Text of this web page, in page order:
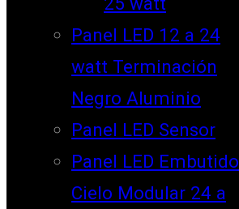
Panel LED 12 a 24
watt Terminación
Negro Aluminio
Panel LED Sensor
Panel LED Embutido
Cielo Modular 24 a